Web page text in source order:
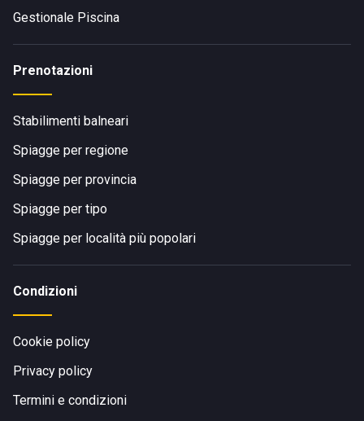
Gestionale Piscina
Prenotazioni
Stabilimenti balneari
Spiagge per regione
Spiagge per provincia
Spiagge per tipo
Spiagge per località più popolari
Condizioni
Cookie policy
Privacy policy
Termini e condizioni